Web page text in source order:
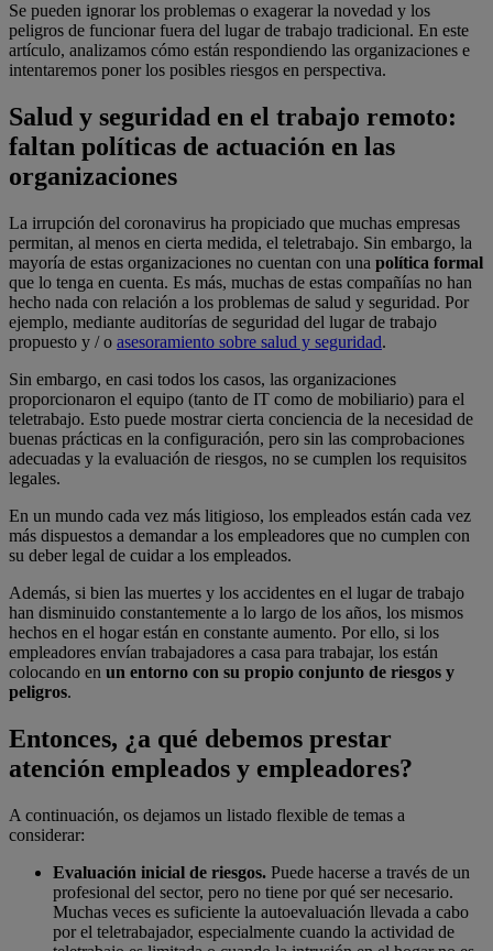
Se pueden ignorar los problemas o exagerar la novedad y los
peligros de funcionar fuera del lugar de trabajo tradicional. En este
artículo, analizamos cómo están respondiendo las organizaciones e
intentaremos poner los posibles riesgos en perspectiva.
Salud y seguridad en el trabajo remoto:
faltan políticas de actuación en las
organizaciones
La irrupción del coronavirus ha propiciado que muchas empresas
permitan, al menos en cierta medida, el teletrabajo. Sin embargo, la
mayoría de estas organizaciones no cuentan con una política formal
que lo tenga en cuenta. Es más, muchas de estas compañías no han
hecho nada con relación a los problemas de salud y seguridad. Por
ejemplo, mediante auditorías de seguridad del lugar de trabajo
propuesto y / o asesoramiento sobre salud y seguridad.
Sin embargo, en casi todos los casos, las organizaciones
proporcionaron el equipo (tanto de IT como de mobiliario) para el
teletrabajo. Esto puede mostrar cierta conciencia de la necesidad de
buenas prácticas en la configuración, pero sin las comprobaciones
adecuadas y la evaluación de riesgos, no se cumplen los requisitos
legales.
En un mundo cada vez más litigioso, los empleados están cada vez
más dispuestos a demandar a los empleadores que no cumplen con
su deber legal de cuidar a los empleados.
Además, si bien las muertes y los accidentes en el lugar de trabajo
han disminuido constantemente a lo largo de los años, los mismos
hechos en el hogar están en constante aumento. Por ello, si los
empleadores envían trabajadores a casa para trabajar, los están
colocando en un entorno con su propio conjunto de riesgos y
peligros.
Entonces, ¿a qué debemos prestar
atención empleados y empleadores?
A continuación, os dejamos un listado flexible de temas a
considerar:
Evaluación inicial de riesgos. Puede hacerse a través de un
profesional del sector, pero no tiene por qué ser necesario.
Muchas veces es suficiente la autoevaluación llevada a cabo
por el teletrabajador, especialmente cuando la actividad de